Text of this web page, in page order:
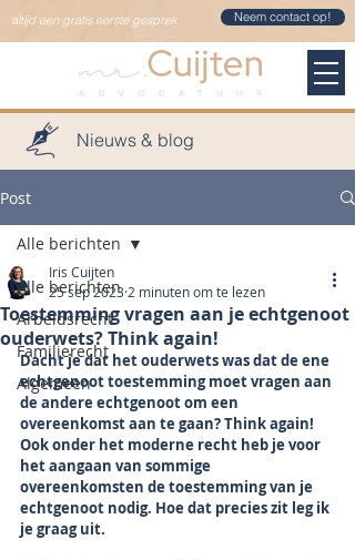
Neem contact op!
altijd een gratis eerste gesprek
Nieuws & blog
Post
Alle berichten
Arbeidsrecht
Familierecht
Algemeen
Alle berichten
Toestemming vragen aan je echtgenoot
ouderwets? Think again!
Iris Cuijten
25 sep 2023 2 minuten om te lezen
Dacht je dat het ouderwets was dat de ene
echtgenoot toestemming moet vragen aan
de andere echtgenoot om een
overeenkomst aan te gaan? Think again!
Ook onder het moderne recht heb je voor
het aangaan van sommige
overeenkomsten de toestemming van je
echtgenoot nodig. Hoe dat precies zit leg ik
je graag uit.